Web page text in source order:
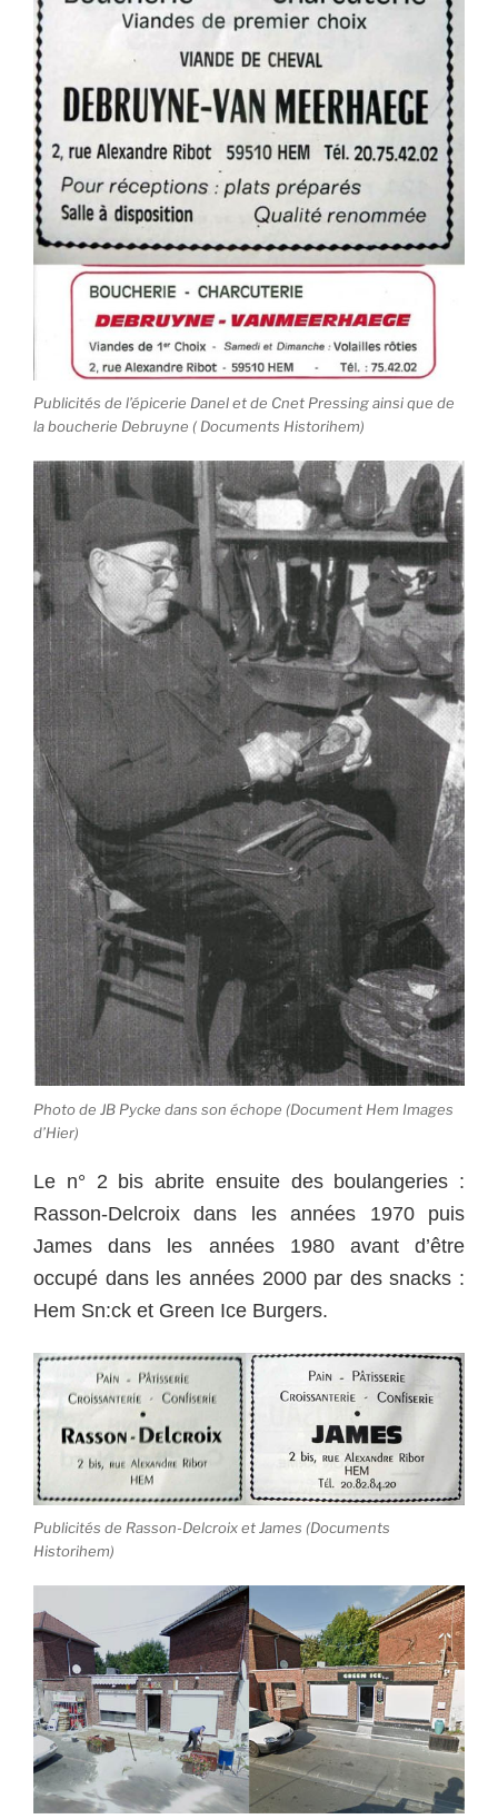
Publicités de l’épicerie Danel et de Cnet Pressing ainsi que de
la boucherie Debruyne ( Documents Historihem)
Photo de JB Pycke dans son échope (Document Hem Images
d’Hier)
Le n° 2 bis abrite ensuite des boulangeries :
Rasson-Delcroix dans les années 1970 puis
James dans les années 1980 avant d’être
occupé dans les années 2000 par des snacks :
Hem Sn:ck et Green Ice Burgers.
Publicités de Rasson-Delcroix et James (Documents
Historihem)